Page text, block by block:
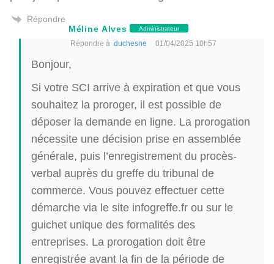
Répondre
Méline Alves
Administrateur
Répondre à duchesne 01/04/2025 10h57
Bonjour,
Si votre SCI arrive à expiration et que vous
souhaitez la proroger, il est possible de
déposer la demande en ligne. La prorogation
nécessite une décision prise en assemblée
générale, puis l’enregistrement du procès-
verbal auprès du greffe du tribunal de
commerce. Vous pouvez effectuer cette
démarche via le site infogreffe.fr ou sur le
guichet unique des formalités des
entreprises. La prorogation doit être
enregistrée avant la fin de la période de